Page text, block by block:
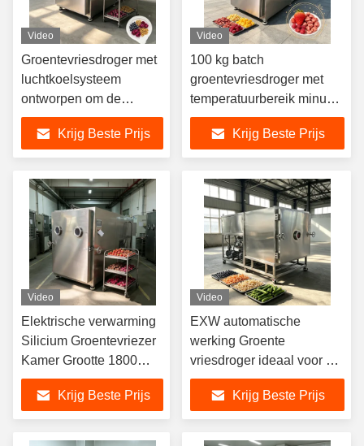
Video
Groentevriesdroger met
luchtkoelsysteem
ontworpen om de
droogefficiëntie van
groenten te verhogen
Krijg Beste Prijs
Video
100 kg batch
groentevriesdroger met
temperatuurbereik minus
50 plus 50 graden Celsius
en tweetraps roterende
schoepenvacuümpomp
Krijg Beste Prijs
Video
Elektrische verwarming
Silicium Groentevriezer
Kamer Grootte 1800
1700 1300mm
Algemene grootte 3800
1700 2000mm
Ontworpen voor
Krijg Beste Prijs
Video
EXW automatische
werking Groente
vriesdroger ideaal voor het
behoud van groenten
versheid en tijdens het
vriesdrogen proces
Krijg Beste Prijs